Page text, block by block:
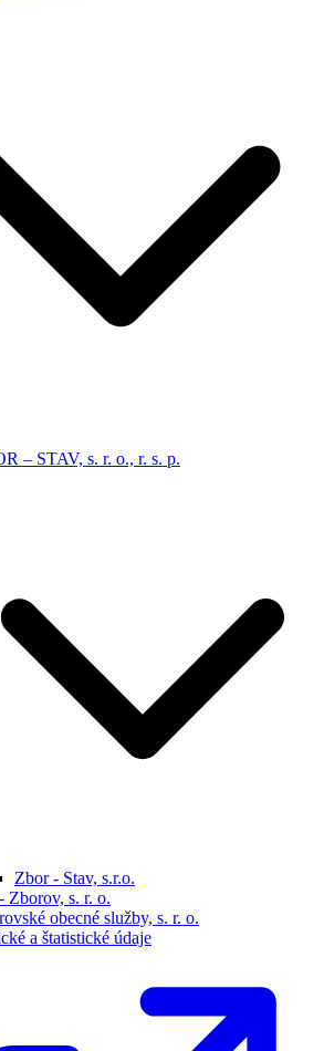
– STAV, s. r. o., r. s. p.
Zbor - Stav, s.r.o.
Zborov, s. r. o.
obecné služby, s. r. o.
a štatistické údaje